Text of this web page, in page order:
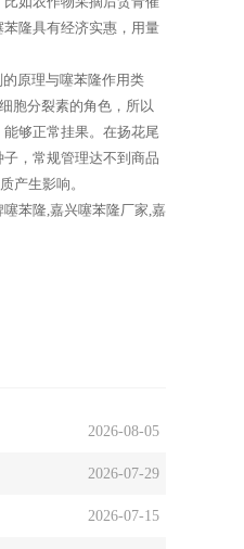
隆具有经济实惠，用量
原理与噻苯隆作用类
胞分裂素的角色，所以
够正常挂果。在扬花尾
，常规管理达不到商品
产生影响。
苯隆,嘉兴噻苯隆厂家,嘉
2026-08-05
2026-07-29
2026-07-15